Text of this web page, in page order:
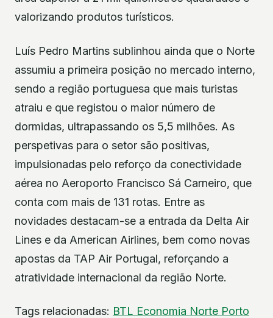
valorizando produtos turísticos.
Luís Pedro Martins sublinhou ainda que o Norte
assumiu a primeira posição no mercado interno,
sendo a região portuguesa que mais turistas
atraiu e que registou o maior número de
dormidas, ultrapassando os 5,5 milhões. As
perspetivas para o setor são positivas,
impulsionadas pelo reforço da conectividade
aérea no Aeroporto Francisco Sá Carneiro, que
conta com mais de 131 rotas. Entre as
novidades destacam-se a entrada da Delta Air
Lines e da American Airlines, bem como novas
apostas da TAP Air Portugal, reforçando a
atratividade internacional da região Norte.
Tags relacionadas: BTL Economia Norte Porto